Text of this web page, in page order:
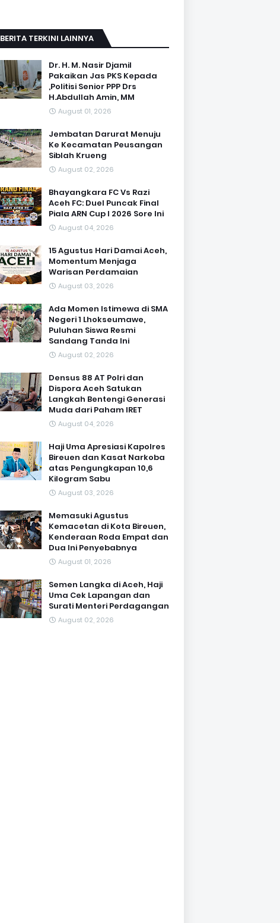
BERITA TERKINI LAINNYA
Dr. H. M. Nasir Djamil
Pakaikan Jas PKS Kepada
,Politisi Senior PPP Drs
H.Abdullah Amin, MM
August 01, 2026
Jembatan Darurat Menuju
Ke Kecamatan Peusangan
Siblah Krueng
August 02, 2026
Bhayangkara FC Vs Razi
Aceh FC: Duel Puncak Final
Piala ARN Cup I 2026 Sore Ini
August 04, 2026
15 Agustus Hari Damai Aceh,
Momentum Menjaga
Warisan Perdamaian
August 03, 2026
Ada Momen Istimewa di SMA
Negeri 1 Lhokseumawe,
Puluhan Siswa Resmi
Sandang Tanda Ini
August 02, 2026
Densus 88 AT Polri dan
Dispora Aceh Satukan
Langkah Bentengi Generasi
Muda dari Paham IRET
August 04, 2026
Haji Uma Apresiasi Kapolres
Bireuen dan Kasat Narkoba
atas Pengungkapan 10,6
Kilogram Sabu
August 03, 2026
Memasuki Agustus
Kemacetan di Kota Bireuen,
Kenderaan Roda Empat dan
Dua Ini Penyebabnya
August 01, 2026
Semen Langka di Aceh, Haji
Uma Cek Lapangan dan
Surati Menteri Perdagangan
August 02, 2026